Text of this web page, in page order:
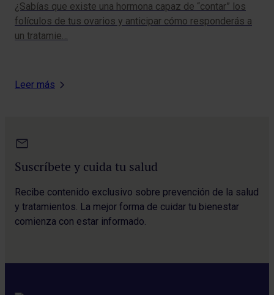
¿Sabías que existe una hormona capaz de “contar” los
folículos de tus ovarios y anticipar cómo responderás a
un tratamie…
Leer más
Suscríbete y cuida tu salud
Recibe contenido exclusivo sobre prevención de la salud
y tratamientos. La mejor forma de cuidar tu bienestar
comienza con estar informado.